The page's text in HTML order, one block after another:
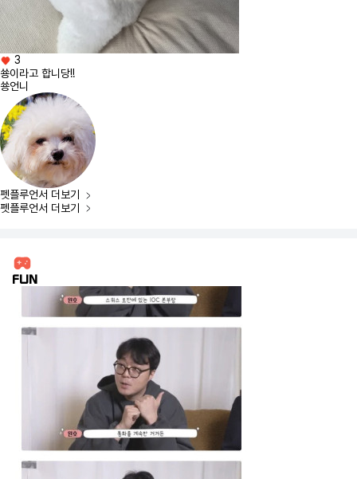
3
[챌린지] 피서명당
큐리에요
펫플루언서 더보기
펫플루언서 더보기
FUN